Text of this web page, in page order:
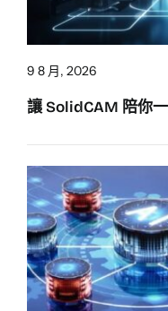
9 8 月, 2026
讓 SolidCAM 陪你